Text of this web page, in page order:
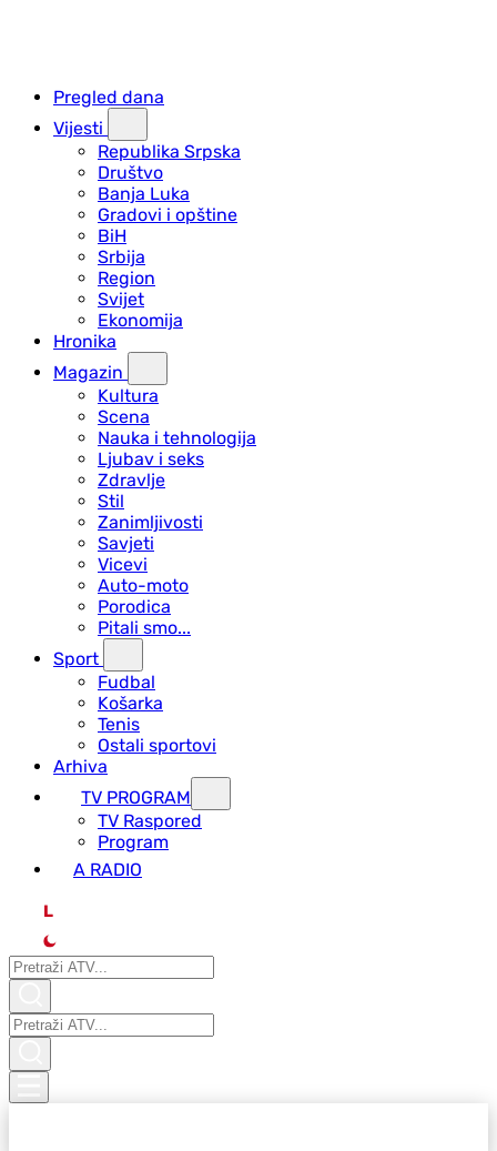
Pregled dana
Vijesti
Republika Srpska
Društvo
Banja Luka
Gradovi i opštine
BiH
Srbija
Region
Svijet
Ekonomija
Hronika
Magazin
Kultura
Scena
Nauka i tehnologija
Ljubav i seks
Zdravlje
Stil
Zanimljivosti
Savjeti
Vicevi
Auto-moto
Porodica
Pitali smo...
Sport
Fudbal
Košarka
Tenis
Ostali sportovi
Arhiva
TV PROGRAM
ТV Raspored
Program
A RADIO
L